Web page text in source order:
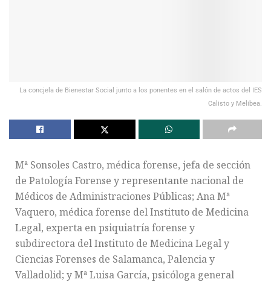
La concjela de Bienestar Social junto a los ponentes en el salón de actos del IES
Calisto y Melibea.
Mª Sonsoles Castro, médica forense, jefa de sección
de Patología Forense y representante nacional de
Médicos de Administraciones Públicas; Ana Mª
Vaquero, médica forense del Instituto de Medicina
Legal, experta en psiquiatría forense y
subdirectora del Instituto de Medicina Legal y
Ciencias Forenses de Salamanca, Palencia y
Valladolid; y Mª Luisa García, psicóloga general